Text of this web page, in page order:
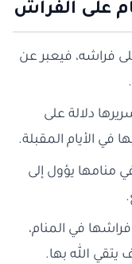
على الفراش
فراشه، فيعبر عن
دلالة على
في الأيام المقبلة.
منامها يؤول إلى
في المنام،
الله بها.